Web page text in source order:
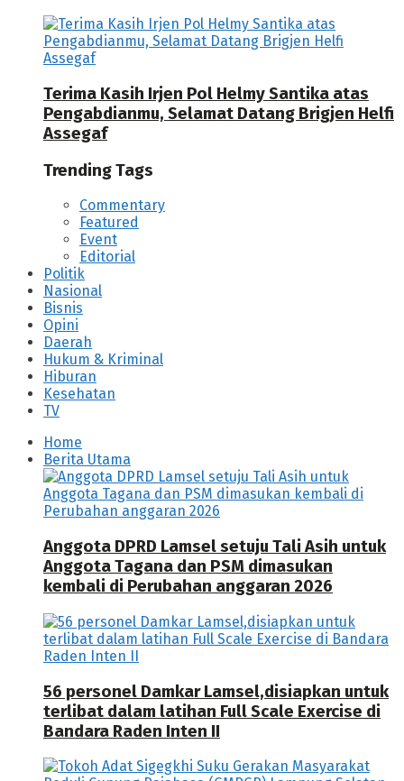
Terima Kasih Irjen Pol Helmy Santika atas
Pengabdianmu, Selamat Datang Brigjen Helfi
Assegaf
Trending Tags
Commentary
Featured
Event
Editorial
Politik
Nasional
Bisnis
Opini
Daerah
Hukum & Kriminal
Hiburan
Kesehatan
TV
Home
Berita Utama
Anggota DPRD Lamsel setuju Tali Asih untuk
Anggota Tagana dan PSM dimasukan
kembali di Perubahan anggaran 2026
56 personel Damkar Lamsel,disiapkan untuk
terlibat dalam latihan Full Scale Exercise di
Bandara Raden Inten II